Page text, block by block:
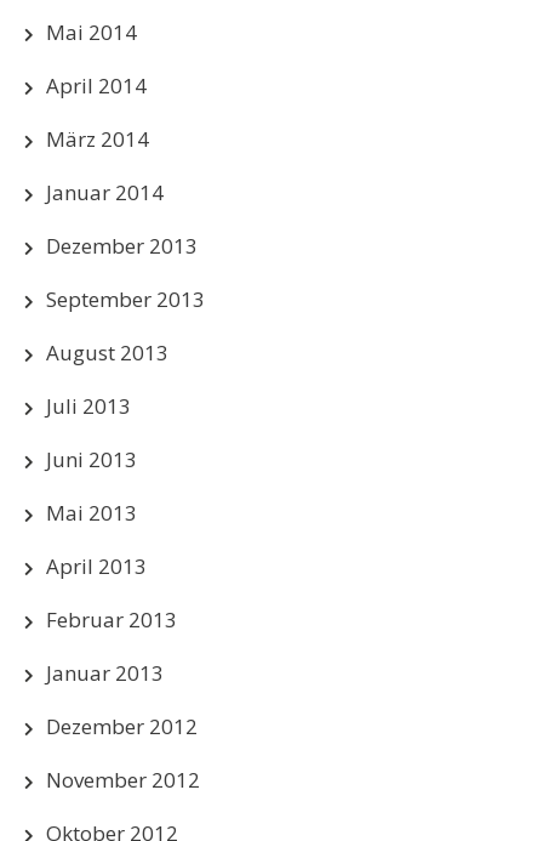
Mai 2014
April 2014
März 2014
Januar 2014
Dezember 2013
September 2013
August 2013
Juli 2013
Juni 2013
Mai 2013
April 2013
Februar 2013
Januar 2013
Dezember 2012
November 2012
Oktober 2012